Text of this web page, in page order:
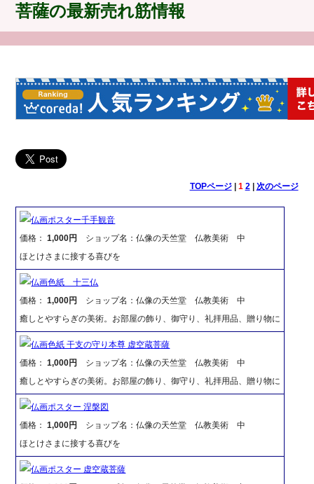
菩薩の最新売れ筋情報
TOPページ| 1 2| 次のページ
仏画ポスター千手観音
価格：1,000円
ショップ名：仏像の天竺堂 仏教美術 中
ほとけさまに接する喜びを
仏画色紙 十三仏
価格：1,000円
ショップ名：仏像の天竺堂 仏教美術 中
癒しとやすらぎの美術。お部屋の飾り、御守り、礼拝用品、贈り物に
仏画色紙 干支の守り本尊 虚空蔵菩薩
価格：1,000円
ショップ名：仏像の天竺堂 仏教美術 中
癒しとやすらぎの美術。お部屋の飾り、御守り、礼拝用品、贈り物に
仏画ポスター 涅槃図
価格：1,000円
ショップ名：仏像の天竺堂 仏教美術 中
ほとけさまに接する喜びを
仏画ポスター 虚空蔵菩薩